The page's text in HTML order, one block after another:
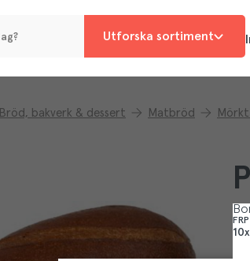
Utforska sortiment
Bröd, bakverk & dessert Matbröd
FRP